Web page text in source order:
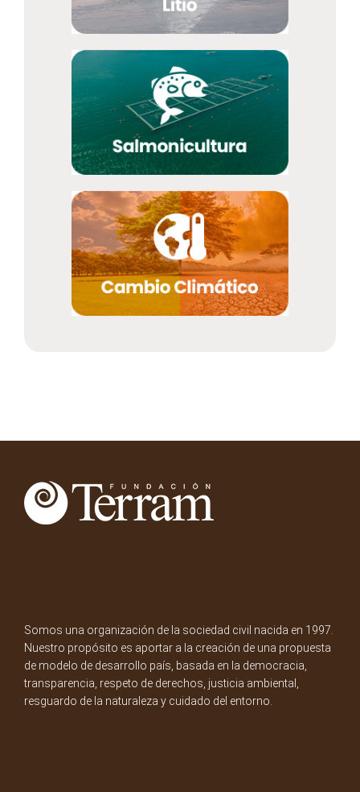
Somos una organización de la sociedad civil nacida en 1997.
Nuestro propósito es aportar a la creación de una propuesta
de modelo de desarrollo país, basada en la democracia,
transparencia, respeto de derechos, justicia ambiental,
resguardo de la naturaleza y cuidado del entorno.